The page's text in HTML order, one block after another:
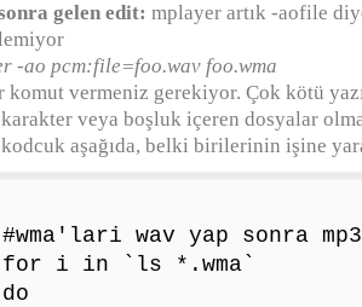
gelen edit: mplayer artık -aofile
-ao pcm:file=foo.wav foo.wma
komut vermeniz gerekiyor. Çok kötü
veya boşluk içeren dosyalar
aşağıda, belki birilerinin işine
#wma'lari wav yap sonra
for i in `ls *.wma`
do